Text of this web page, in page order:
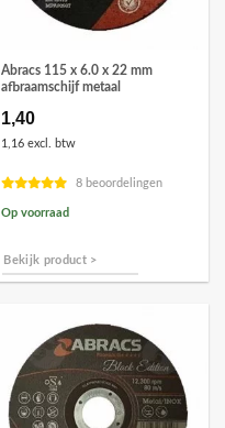
Abracs 115 x 6.0 x 22 mm
afbraamschijf metaal
1,40
1,16 excl. btw
8 beoordelingen
Op voorraad
Bekijk product >